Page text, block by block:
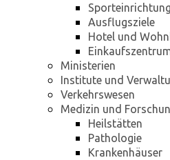
Ausflugsziele
Hotel und
Ministerien
Institute und
Verkehrswesen
Medizin und
Heilstätten
Pathologie
Krankenhäuser